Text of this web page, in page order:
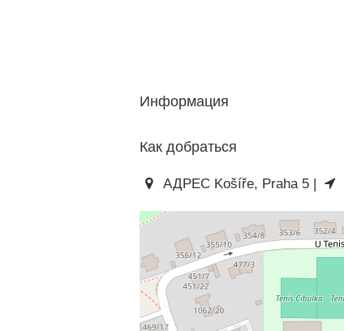
Информация
Как добраться
АДРЕС Košíře, Praha 5 |